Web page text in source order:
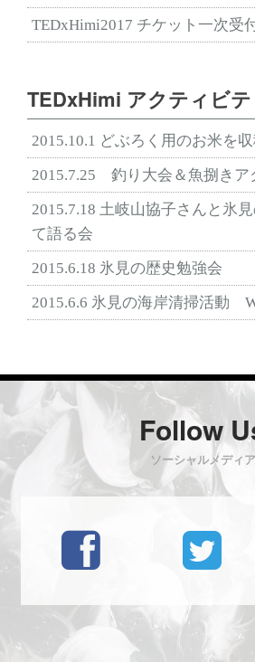
TEDxHimi2017 チケット一次受
TEDxHimi アクティビテ
2015.10.1 どぶろく用のお米を
2015.7.25 釣り大会＆魚捌きア
2015.7.18 土岐山協子さんと氷
て語る会
2015.6.18 氷見の歴史勉強会
2015.6.6 氷見の海岸清掃活動
Follow
ソーシャルメディア